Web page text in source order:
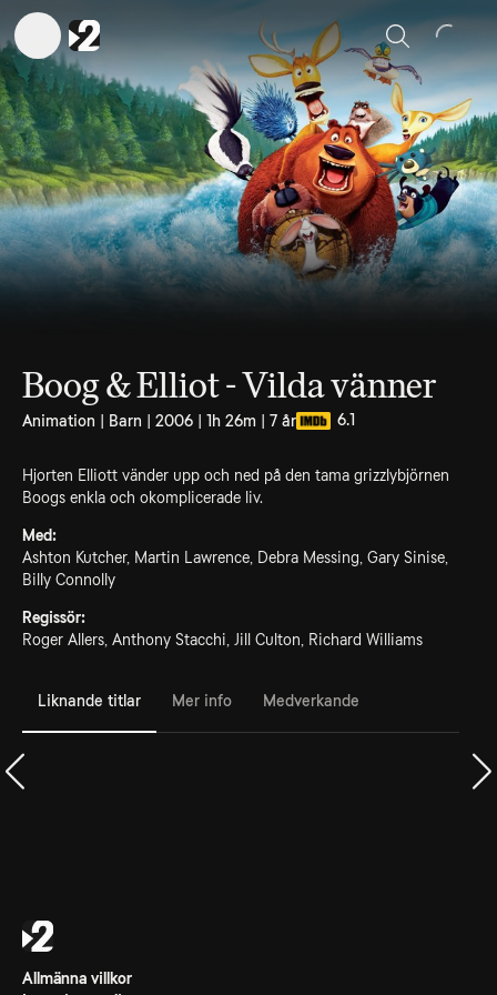
Sök
Boog & Elliot - Vilda vänner
Animation | Barn | 2006 | 1h 26m | 7 år 6.1
Hjorten Elliott vänder upp och ned på den tama grizzlybjörnen
Boogs enkla och okomplicerade liv.
Med:
Ashton Kutcher, Martin Lawrence, Debra Messing, Gary Sinise,
Billy Connolly
Regissör:
Roger Allers, Anthony Stacchi, Jill Culton, Richard Williams
Liknande titlar Mer info Medverkande
Allmänna villkor